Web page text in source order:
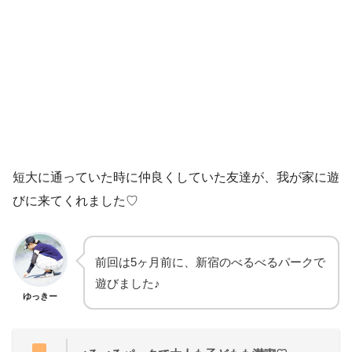
短大に通っていた時に仲良くしていた友達が、我が家に遊
びに来てくれました♡
ゆっきー
前回は5ヶ月前に、新宿のべるべるパークで
遊びました♪